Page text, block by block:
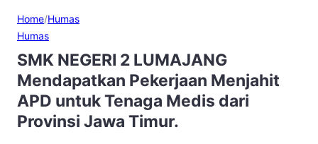
Home/Humas
Humas
SMK NEGERI 2 LUMAJANG
Mendapatkan Pekerjaan Menjahit
APD untuk Tenaga Medis dari
Provinsi Jawa Timur.